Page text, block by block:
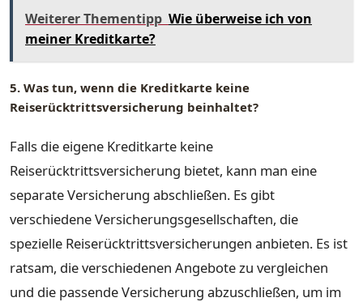
Weiterer Thementipp Wie überweise ich von
meiner Kreditkarte?
5. Was tun, wenn die Kreditkarte keine
Reiserücktrittsversicherung beinhaltet?
Falls die eigene Kreditkarte keine
Reiserücktrittsversicherung bietet, kann man eine
separate Versicherung abschließen. Es gibt
verschiedene Versicherungsgesellschaften, die
spezielle Reiserücktrittsversicherungen anbieten. Es ist
ratsam, die verschiedenen Angebote zu vergleichen
und die passende Versicherung abzuschließen, um im